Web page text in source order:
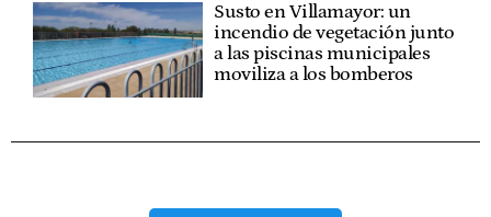
Susto en Villamayor: un
incendio de vegetación junto
a las piscinas municipales
moviliza a los bomberos